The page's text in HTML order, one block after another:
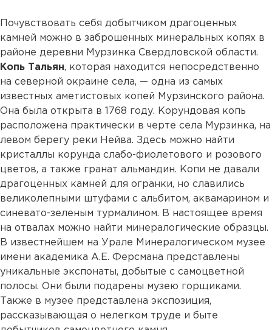
Почувствовать себя добытчиком драгоценных
камней можно в заброшенных минеральных копях в
районе деревни Мурзинка Свердловской области.
Копь Тальян, которая находится непосредственно
на северной окраине села, — одна из самых
известных аметистовых копей Мурзинского района.
Она была открыта в 1768 году. Корундовая копь
расположена практически в черте села Мурзинка, на
левом берегу реки Нейва. Здесь можно найти
кристаллы корунда слабо-фиолетового и розового
цветов, а также гранат альмандин. Копи не давали
драгоценных камней для огранки, но славились
великолепными штуфами с альбитом, аквамарином и
синевато-зеленым турмалином. В настоящее время
на отвалах можно найти минералогические образцы.
В известнейшем на Урале Минералогическом музее
имени академика А.Е. Ферсмана представлены
уникальные экспонаты, добытые с самоцветной
полосы. Они были подарены музею горщиками.
Также в музее представлена экспозиция,
рассказывающая о нелегком труде и быте